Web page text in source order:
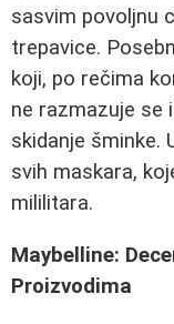
sasvim povoljnu
trepavice.
koji, po rečima
ne razmazuje se
skidanje šminke.
svih maskara,
mililitara.
Maybelline:
Proizvodima